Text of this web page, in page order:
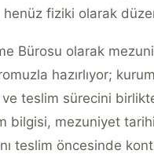
fiziki olarak
Bürosu olarak
hazırlıyor;
teslim sürecini
bilgisi, mezuniyet
teslim öncesinde